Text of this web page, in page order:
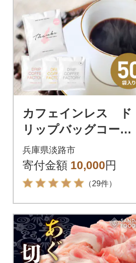
カフェインレス ド
リップバッグコーヒ
ー 淡路島アソートセ
ット 4種 50袋 飲
み比べ at14012
兵庫県淡路市
寄付金額 10,000円
（29件）